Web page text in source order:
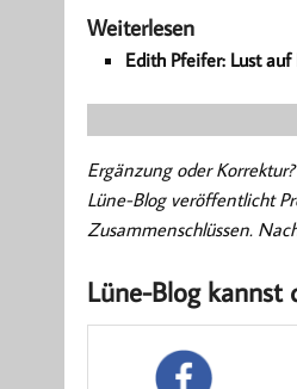
Weiterlesen
Edith Pfeifer: Lust
Ergänzung oder
Lüne-Blog veröffentlicht
Zusammenschlüssen.
Lüne-Blog kannst